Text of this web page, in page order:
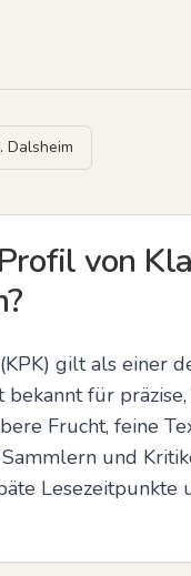
Dalsheim
von
gilt als einer
bekannt für
Frucht, feine
und